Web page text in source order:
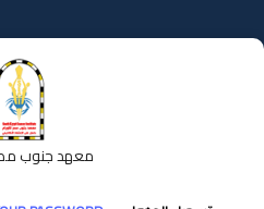
إلى
المحتوى
معهد جنوب